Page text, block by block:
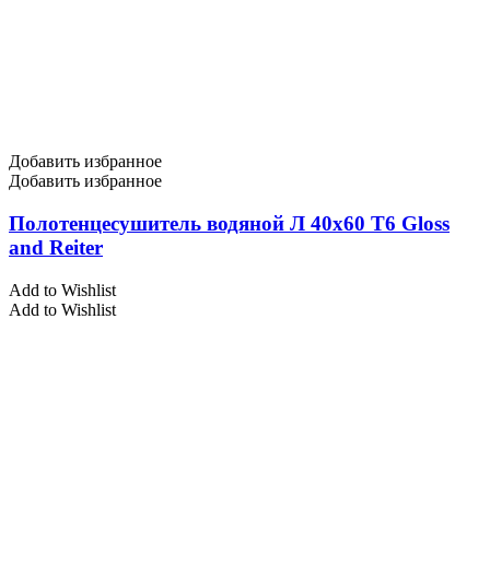
Добавить избранное
Добавить избранное
Полотенцесушитель водяной Л 40х60 Т6 Gloss
and Reiter
Add to Wishlist
Add to Wishlist